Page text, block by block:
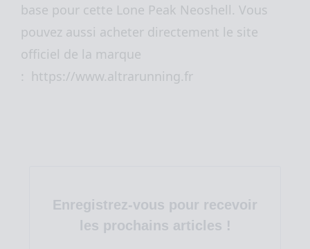
base pour cette Lone Peak Neoshell. Vous
pouvez aussi acheter directement le site
officiel de la marque
: https://www.altrarunning.fr
Enregistrez-vous pour recevoir
les prochains articles !